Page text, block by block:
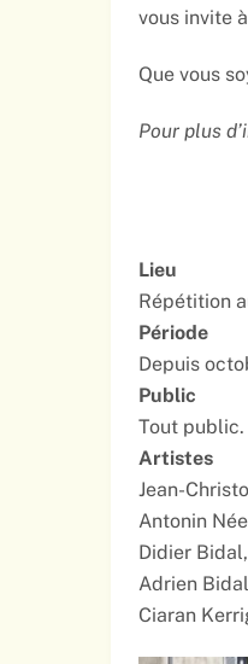
vous invite
Que vous
Pour plus
Lieu
Répétition
Période
Depuis
Public
Tout public.
Artistes
Jean-
Antonin
Didier
Adrien
Ciaran